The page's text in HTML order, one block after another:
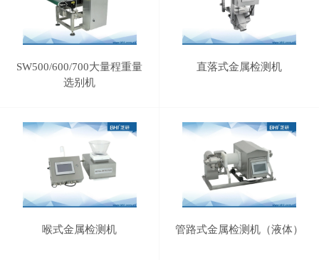
SW500/600/700大量程重量
选别机
直落式金属检测机
喉式金属检测机 管路式金属检测机（液体）